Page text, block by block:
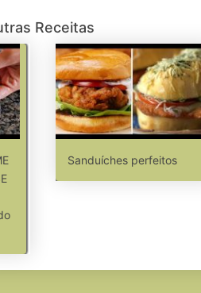
Receitas
Sanduíches perfeitos